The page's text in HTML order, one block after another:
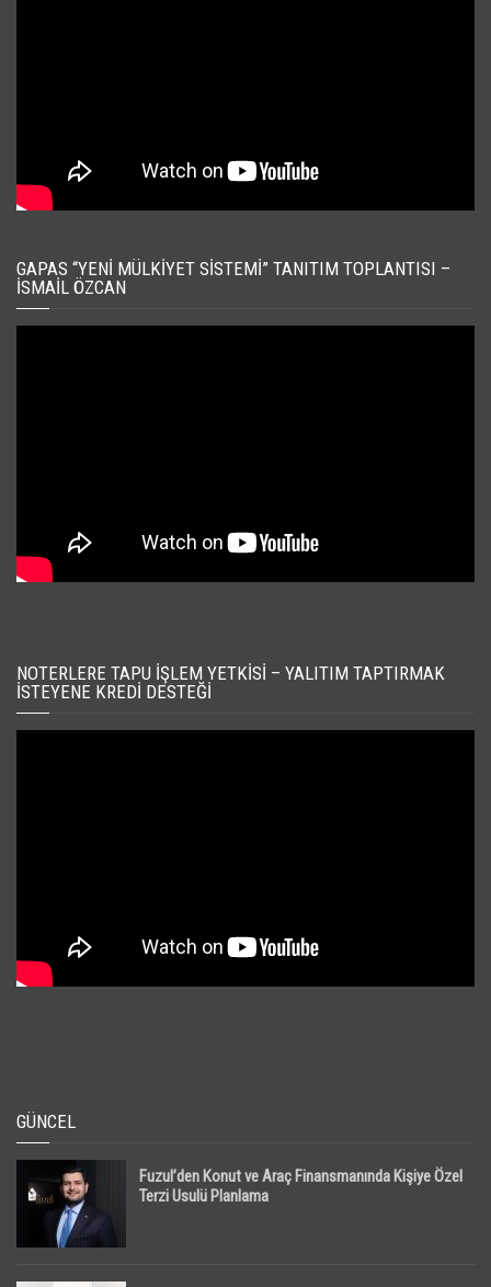
GAPAS “YENI MÜLKIYET SISTEMI” TANITIM TOPLANTISI –
İSMAIL ÖZCAN
NOTERLERE TAPU İŞLEM YETKISI – YALITIM TAPTIRMAK
İSTEYENE KREDI DESTEĞI
GÜNCEL
Fuzul’den Konut ve Araç Finansmanında Kişiye Özel
Terzi Usulü Planlama